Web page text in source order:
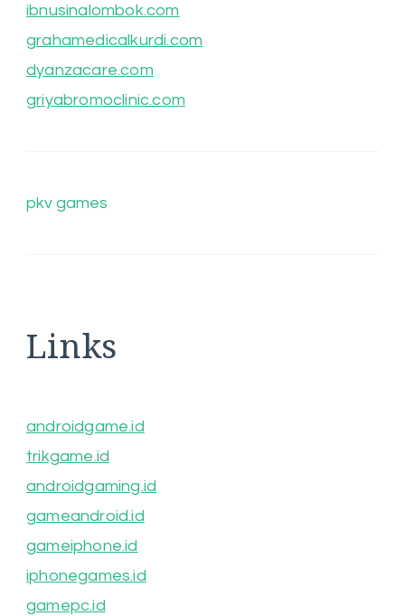
ibnusinalombok.com
grahamedicalkurdi.com
dyanzacare.com
griyabromoclinic.com
pkv games
Links
androidgame.id
trikgame.id
androidgaming.id
gameandroid.id
gameiphone.id
iphonegames.id
gamepc.id